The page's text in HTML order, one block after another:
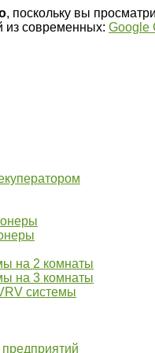
, поскольку вы
из современных: Google
на 2 комнаты
на 3 комнаты
системы